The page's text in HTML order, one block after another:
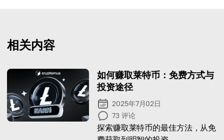
相关内容
如何赚取莱特币：免费方式与
投资途径
2025年7月02日
73 评论
探索赚取莱特币的最佳方法，从免